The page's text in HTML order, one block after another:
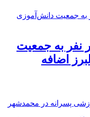
۱۲ هزار نفر به جمعیت
اضافه